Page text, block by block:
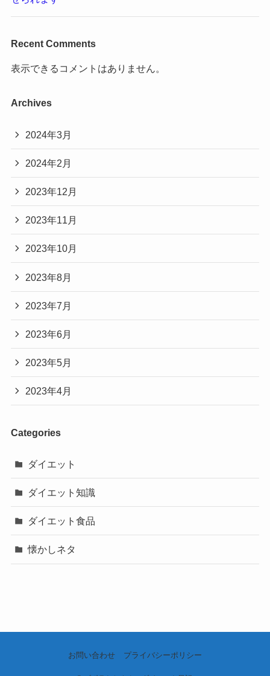
Recent Comments
表示できるコメントはありません。
Archives
2024年3月
2024年2月
2023年12月
2023年11月
2023年10月
2023年8月
2023年7月
2023年6月
2023年5月
2023年4月
Categories
ダイエット
ダイエット知識
ダイエット食品
懐かしネタ
お問い合わせ プライバシーポリシー